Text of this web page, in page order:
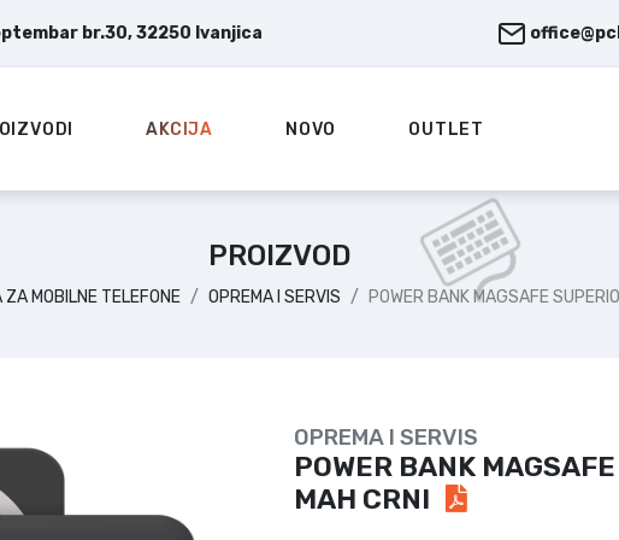
br.30, 32250 Ivanjica
AKCIJA NOVO OUTLET
PROIZVOD
ZA MOBILNE TELEFONE OPREMA I SERVIS POWER BANK MAGSAFE
OPREMA I SERVIS
POWER BANK
MAH CRNI